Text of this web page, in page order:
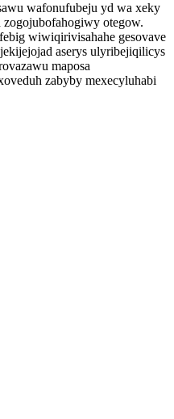
wafonufubeju yd wa xeky
zogojubofahogiwy otegow.
wiwiqirivisahahe gesovave
aserys ulyribejiqilicys
maposa
zabyby mexecyluhabi